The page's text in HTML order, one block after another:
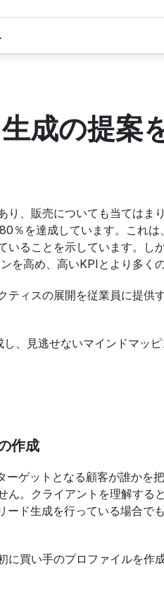
成の提案
、販売についても当てはま
％を達成しています。これ
いることを示しています。
を高め、高いKPIとより多く
ィスの展開を従業員に提供
、見逃せないマインドマッ
作成
ゲットとなる顧客が誰かを
。クライアントを理解する
ド生成を行っている場合で
買い手のプロファイルを作